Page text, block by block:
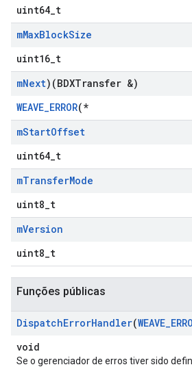
uint64_t
mMaxBlockSize
uint16_t
mNext)(BDXTransfer &)
WEAVE_ERROR(*
mStartOffset
uint64_t
mTransferMode
uint8_t
mVersion
uint8_t
Funções públicas
DispatchErrorHandler(WEAVE_
void
Se o gerenciador de erros tiver sido